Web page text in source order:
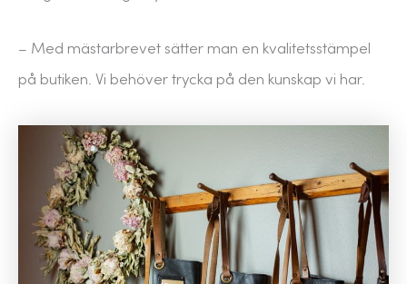
– Med mästarbrevet sätter man en kvalitetsstämpel
på butiken. Vi behöver trycka på den kunskap vi har.